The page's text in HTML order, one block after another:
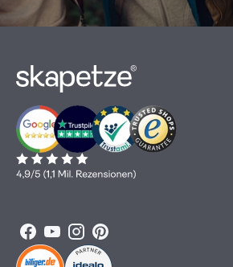
Facebook
YouTubeInstagram
Pinterest